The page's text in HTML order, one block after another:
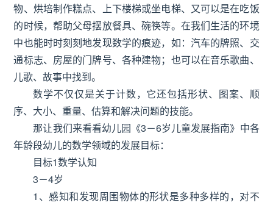
物、烘培制作糕点、上下楼梯或坐电梯、又可以是在吃饭
的时候，帮助父母摆放餐具、碗筷等。在我们生活的环境
中也能时时刻刻地发现数学的痕迹，如：汽车的牌照、交
通标志、房屋的门牌号、各种建物；也可以在音乐歌曲、
儿歌、故事中找到。
数学不仅仅是关于计数，它还包括形状、图案、顺
序、大小、重量、估算和解决问题的技能。
那让我们来看看幼儿园《3－6岁儿童发展指南》中各
年龄段幼儿的数学领域的发展目标：
目标1数学认知
3－4岁
1、感知和发现周围物体的形状是多种多样的，对不